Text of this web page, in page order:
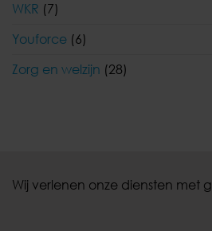
WKR (7)
Youforce (6)
Zorg en welzijn (28)
Wij verlenen onze diensten met